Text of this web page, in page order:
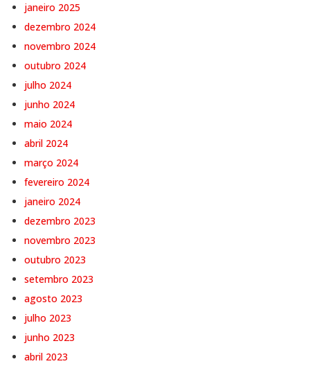
janeiro 2025
dezembro 2024
novembro 2024
outubro 2024
julho 2024
junho 2024
maio 2024
abril 2024
março 2024
fevereiro 2024
janeiro 2024
dezembro 2023
novembro 2023
outubro 2023
setembro 2023
agosto 2023
julho 2023
junho 2023
abril 2023